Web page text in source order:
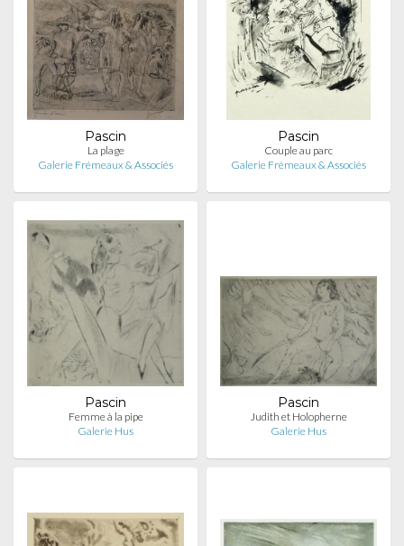
Pascin
La plage
Galerie Frémeaux & Associés
Pascin
Couple au parc
Galerie Frémeaux & Associés
Pascin
Femme à la pipe
Galerie Hus
Pascin
Judith et Holopherne
Galerie Hus